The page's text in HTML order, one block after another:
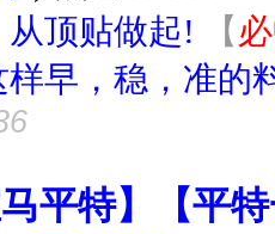
顶贴做起! 【
样早，稳，准的
平特】【平